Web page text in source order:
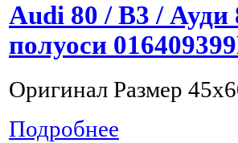
Audi 80 / B3 /
полуоси
Оригинал Размер
Подробнее